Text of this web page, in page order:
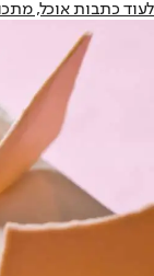
לעוד כתבות אוכל,